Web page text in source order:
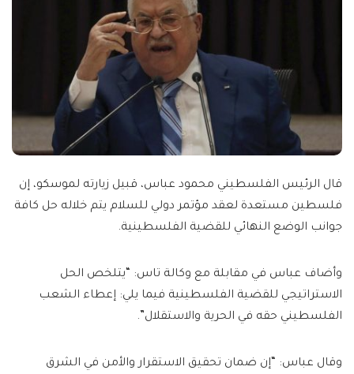
قال الرئيس الفلسطيني محمود عباس، قبيل زيارته لموسكو، إن
فلسطين مستعدة لعقد مؤتمر دولي للسلام يتم خلاله حل كافة
جوانب الوضع النهائي للقضية الفلسطينية.
وأضاف عباس في مقابلة مع وكالة تاس: “يتلخص الحل
الاستراتيجي للقضية الفلسطينية فيما يلي: إعطاء الشعب
الفلسطيني حقه في الحرية والاستقلال”.
وقال عباس: “إن ضمان تحقيق الاستقرار والأمن في الشرق